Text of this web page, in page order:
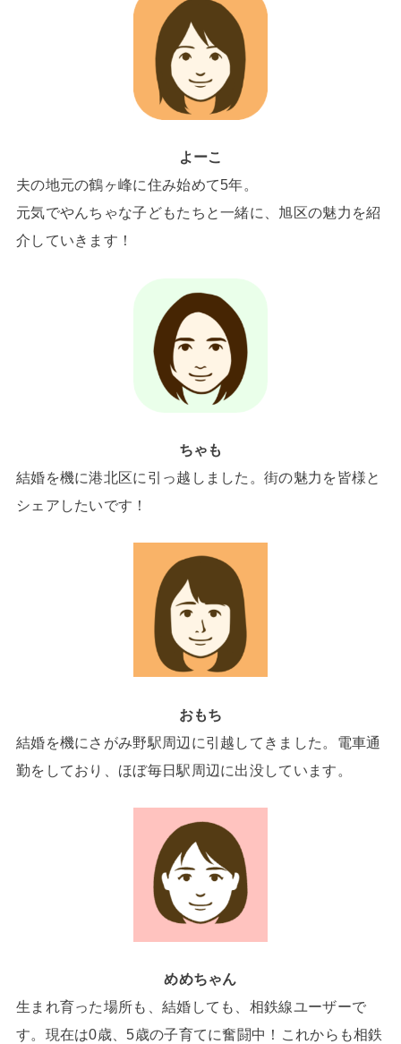
よーこ
夫の地元の鶴ヶ峰に住み始めて5年。
元気でやんちゃな子どもたちと一緒に、旭区の魅力を紹
介していきます！
ちゃも
結婚を機に港北区に引っ越しました。街の魅力を皆様と
シェアしたいです！
おもち
結婚を機にさがみ野駅周辺に引越してきました。電車通
勤をしており、ほぼ毎日駅周辺に出没しています。
めめちゃん
生まれ育った場所も、結婚しても、相鉄線ユーザーで
す。現在は0歳、5歳の子育てに奮闘中！これからも相鉄